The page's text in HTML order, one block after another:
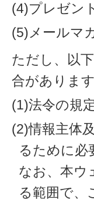
(4)プレゼン
(5)メールマ
ただし、以
合があります
(1)法令の規
(2)情報主体
るために必
なお、本ウ
る範囲で、